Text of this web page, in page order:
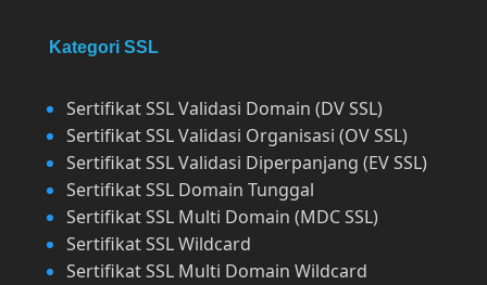
Kategori SSL
Sertifikat SSL Validasi Domain (DV SSL)
Sertifikat SSL Validasi Organisasi (OV SSL)
Sertifikat SSL Validasi Diperpanjang (EV SSL)
Sertifikat SSL Domain Tunggal
Sertifikat SSL Multi Domain (MDC SSL)
Sertifikat SSL Wildcard
Sertifikat SSL Multi Domain Wildcard